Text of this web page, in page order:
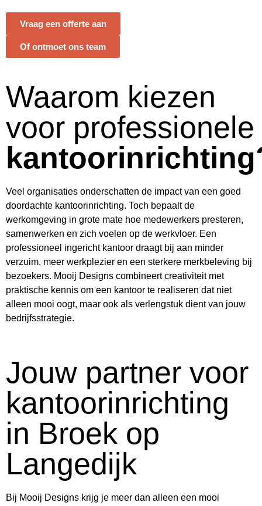
Vraag een offerte aan
Of ontmoet ons team
Waarom kiezen
voor professionele
Veel organisaties onderschatten de impact van een goed
doordachte kantoorinrichting. Toch bepaalt de
werkomgeving in grote mate hoe medewerkers presteren,
samenwerken en zich voelen op de werkvloer. Een
professioneel ingericht kantoor draagt bij aan minder
verzuim, meer werkplezier en een sterkere merkbeleving bij
bezoekers. Mooij Designs combineert creativiteit met
praktische kennis om een kantoor te realiseren dat niet
alleen mooi oogt, maar ook als verlengstuk dient van jouw
bedrijfsstrategie.
Jouw partner voor
kantoorinrichting
in Broek op
Langedijk
Bij Mooij Designs krijg je meer dan alleen een mooi